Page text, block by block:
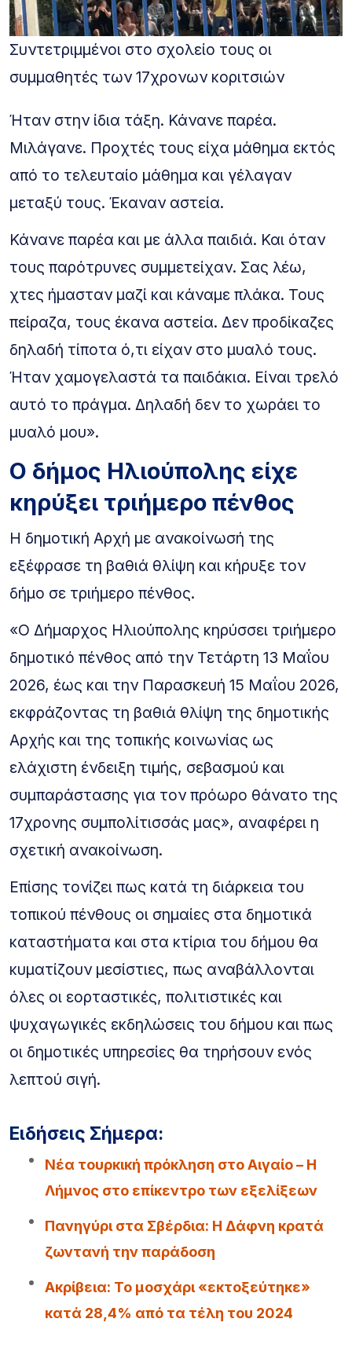
Συντετριμμένοι στο σχολείο τους οι
συμμαθητές των 17χρονων κοριτσιών
Ήταν στην ίδια τάξη. Κάνανε παρέα.
Μιλάγανε. Προχτές τους είχα μάθημα εκτός
από το τελευταίο μάθημα και γέλαγαν
μεταξύ τους. Έκαναν αστεία.
Κάνανε παρέα και με άλλα παιδιά. Και όταν
τους παρότρυνες συμμετείχαν. Σας λέω,
χτες ήμασταν μαζί και κάναμε πλάκα. Τους
πείραζα, τους έκανα αστεία. Δεν προδίκαζες
δηλαδή τίποτα ό,τι είχαν στο μυαλό τους.
Ήταν χαμογελαστά τα παιδάκια. Είναι τρελό
αυτό το πράγμα. Δηλαδή δεν το χωράει το
μυαλό μου».
Ο δήμος Ηλιούπολης είχε
κηρύξει τριήμερο πένθος
Η δημοτική Αρχή με ανακοίνωσή της
εξέφρασε τη βαθιά θλίψη και κήρυξε τον
δήμο σε τριήμερο πένθος.
«Ο Δήμαρχος Ηλιούπολης κηρύσσει τριήμερο
δημοτικό πένθος από την Τετάρτη 13 Μαΐου
2026, έως και την Παρασκευή 15 Μαΐου 2026,
εκφράζοντας τη βαθιά θλίψη της δημοτικής
Αρχής και της τοπικής κοινωνίας ως
ελάχιστη ένδειξη τιμής, σεβασμού και
συμπαράστασης για τον πρόωρο θάνατο της
17χρονης συμπολίτισσάς μας», αναφέρει η
σχετική ανακοίνωση.
Επίσης τονίζει πως κατά τη διάρκεια του
τοπικού πένθους οι σημαίες στα δημοτικά
καταστήματα και στα κτίρια του δήμου θα
κυματίζουν μεσίστιες, πως αναβάλλονται
όλες οι εορταστικές, πολιτιστικές και
ψυχαγωγικές εκδηλώσεις του δήμου και πως
οι δημοτικές υπηρεσίες θα τηρήσουν ενός
λεπτού σιγή.
Ειδήσεις Σήμερα:
Νέα τουρκική πρόκληση στο Αιγαίο – Η
Λήμνος στο επίκεντρο των εξελίξεων
Πανηγύρι στα Σβέρδια: Η Δάφνη κρατά
ζωντανή την παράδοση
Ακρίβεια: Το μοσχάρι «εκτοξεύτηκε»
κατά 28,4% από τα τέλη του 2024